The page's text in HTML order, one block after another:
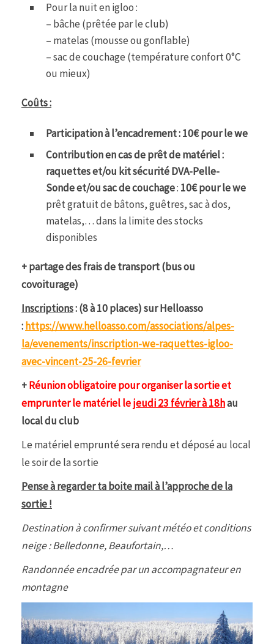
Pour la nuit en igloo :
– bâche (prêtée par le club)
– matelas (mousse ou gonflable)
– sac de couchage (température confort 0°C
ou mieux)
Coûts :
Participation à l’encadrement : 10€ pour le we
Contribution en cas de prêt de matériel :
raquettes et/ou kit sécurité DVA-Pelle-
Sonde et/ou sac de couchage: 10€ pour le we
prêt gratuit de bâtons, guêtres, sac à dos,
matelas,… dans la limite des stocks
disponibles
+ partage des frais de transport (bus ou
covoiturage)
Inscriptions: (8 à 10 places) sur Helloasso
:https://www.helloasso.com/associations/alpes-
la/evenements/inscription-we-raquettes-igloo-
avec-vincent-25-26-fevrier
+Réunion obligatoire pour organiser la sortie et
emprunter le matériel lejeudi 23 février à 18hau
local du club
Le matériel emprunté sera rendu et déposé au local
le soir de la sortie
Pense à regarder ta boite mail à l’approche de la
sortie !
Destination à confirmer suivant météo et conditions
neige : Belledonne, Beaufortain,…
Randonnée encadrée par un accompagnateur en
montagne